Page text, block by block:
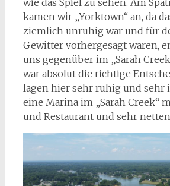
wie das Spiel zu sehen. Am
kamen wir „Yorktown“ an, da
ziemlich unruhig war und für
Gewitter vorhergesagt waren,
uns gegenüber im „Sarah
war absolut die richtige
lagen hier sehr ruhig und sehr
eine Marina im „Sarah Creek“
und Restaurant und sehr